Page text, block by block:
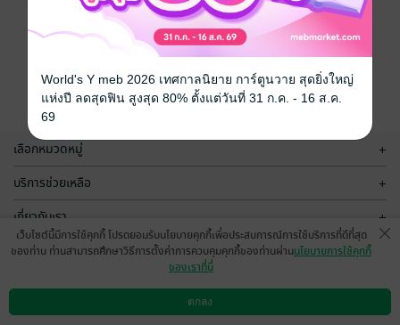
เลือกหมวดหมู่ +
บริการช่วยเหลือ +
เกี่ยวกับเรา +
กลุ่มธุรกิจในเครือ
ดาวน์โหลดแอป วิธีการใช้งาน ติดต่อเรา
เว็บไซต์นี้มีการใช้คุกกี้ โปรดยอมรับนโยบายคุกกี้เพื่อประสบการณ์การใช้บริการที่ดีที่สุด
ของท่าน ท่านสามารถศึกษาวิธีการตั้งค่าการควบคุมคุกกี้ของท่านผ่านนโยบายการใช้คุกกี้
ของเราที่นี่
ตกลง
World's Y meb 2026 เทศกาลนิยาย การ์ตูนวาย สุดยิ่งใหญ่
แห่งปี ลดสุดฟิน สูงสุด 80% ตั้งแต่วันที่ 31 ก.ค. - 16 ส.ค.
69